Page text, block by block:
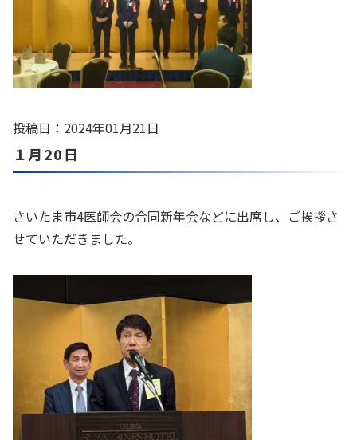
投稿日：2024年01月21日
１月20日
さいたま市4医師会の合同新年会などに出席し、ご挨拶さ
せていただきました。